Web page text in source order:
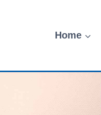
Home